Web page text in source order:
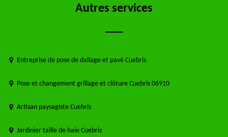
Autres services
Entreprise de pose de dallage et pavé Cuebris
Pose et changement grillage et clôture Cuebris 06910
Artisan paysagiste Cuebris
Jardinier taille de haie Cuebris